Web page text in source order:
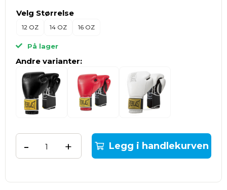
Velg Størrelse
12 OZ 14 OZ 16 OZ
På lager
Andre varianter:
+
- Legg i handlekurven